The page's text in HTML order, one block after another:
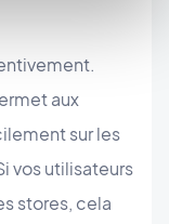
aux
sur les
vos utilisateurs
stores, cela